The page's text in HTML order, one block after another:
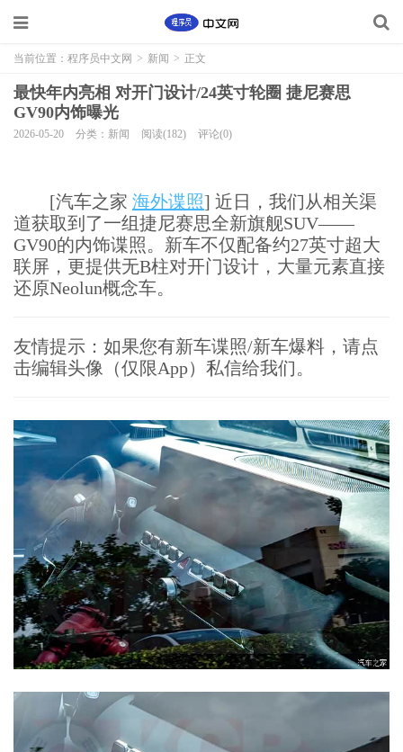
当前位置： 程序员中文网 > 新闻 > 正文
最快年内亮相 对开门设计/24英寸轮圈 捷尼赛思
GV90内饰曝光
2026-05-20 分类：新闻 阅读(182) 评论(0)
[汽车之家 海外谍照] 近日，我们从相关渠
道获取到了一组捷尼赛思全新旗舰SUV——
GV90的内饰谍照。新车不仅配备约27英寸超大
联屏，更提供无B柱对开门设计，大量元素直接
还原Neolun概念车。
友情提示：如果您有新车谍照/新车爆料，请点
击编辑头像（仅限App）私信给我们。